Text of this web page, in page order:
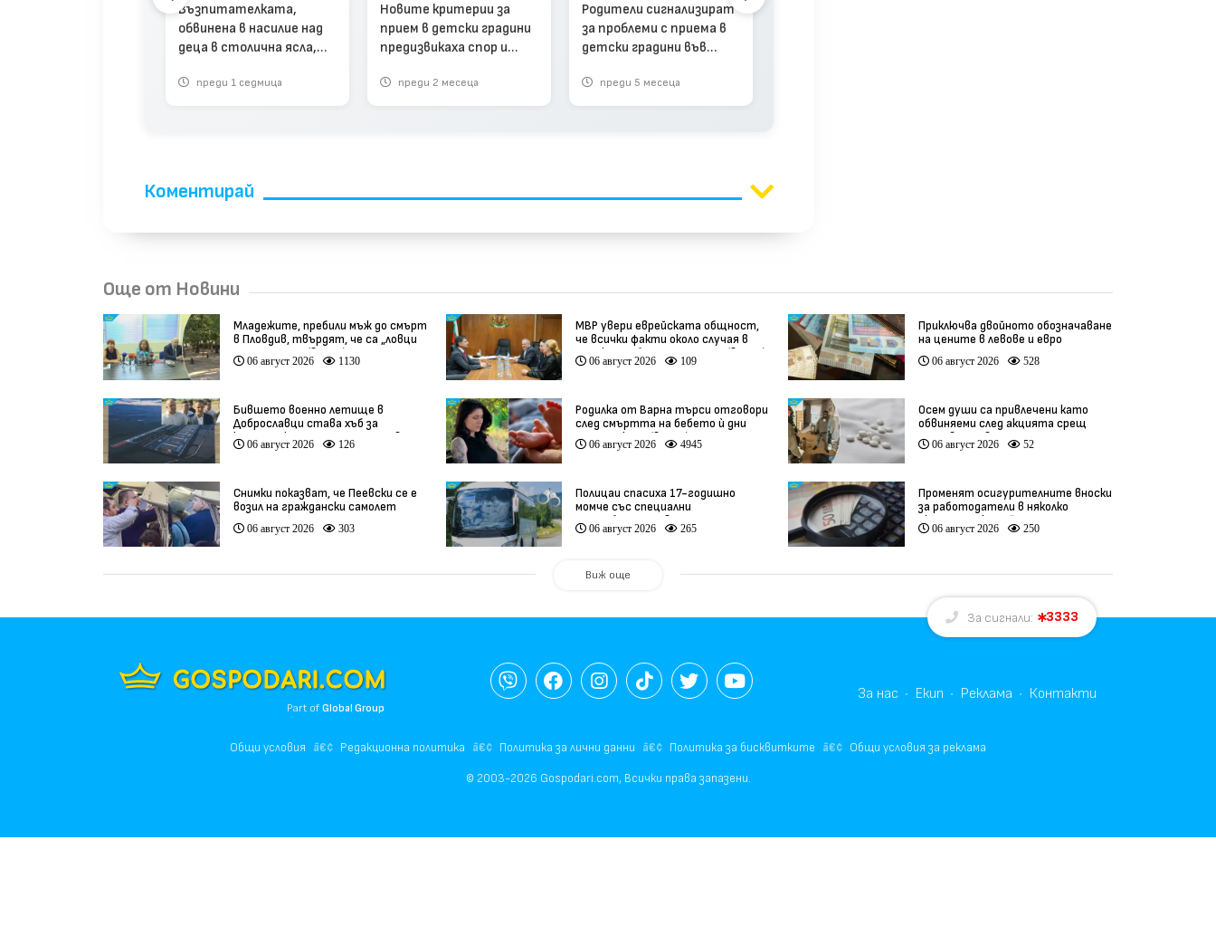
Възпитателката,
обвинена в насилие над
деца в столична ясла,
уволнена (видео)
преди 1 седмица
Новите критерии за
прием в детски градини
предизвикаха спор и
класирането (видео)
преди 2 месеца
Родители сигнализират
за проблеми с приема в
детски градини във
преди 5 месеца
Коментирай
Още от Новини
Младежите, пребили мъж до смърт
в Пловдив, твърдят, че са „ловци
на педофили” (видео)
06 август 2026 1130
МВР увери еврейската общност,
че всички факти около случая в
Банско ще бъдат изяснени (видео)
06 август 2026 109
Приключва двойното обозначаване
на цените в левове и евро
06 август 2026 528
Бившето военно летище в
Доброславци става хъб за
космически технологии и иновации
(видео)
06 август 2026 126
Родилка от Варна търси отговори
след смъртта на бебето ѝ дни
преди секцио (видео)
06 август 2026 4945
Осем души са привлечени като
обвиняеми след акцията срещ
производство на фентанил
06 август 2026 52
Снимки показват, че Пеевски се е
возил на граждански самолет
06 август 2026 303
Полицаи спасиха 17-годишно
момче със специални
потребности, свалено от
автобус
06 август 2026 265
Променят осигурителните вноски
за работодатели в няколко
икономически дейности
06 август 2026 250
Виж още
За сигнали: 3333
Part ofGlobal Group
За нас Екип Реклама Контакти
Общи условия Редакционна политика Политика за лични данни Политика за бисквитките Общи условия за реклама
© 2003-2026 Gospodari.com, Всички права запазени.